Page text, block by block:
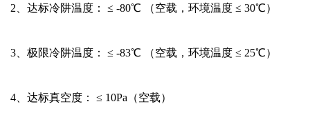
2、达标冷阱温度： ≤ -80℃ （空载，环境温度 ≤ 30℃）
3、极限冷阱温度： ≤ -83℃ （空载，环境温度 ≤ 25℃）
4、达标真空度： ≤ 10Pa（空载）